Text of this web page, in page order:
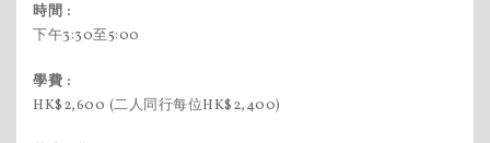
時間 :
下午3:30至5:00
學費 :
HK$2,600 (二人同行每位HK$2,400)